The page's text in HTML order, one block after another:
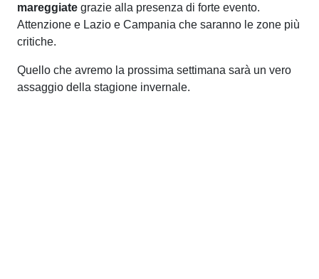
mareggiate grazie alla presenza di forte evento.
Attenzione e Lazio e Campania che saranno le zone più
critiche.
Quello che avremo la prossima settimana sarà un vero
assaggio della stagione invernale.